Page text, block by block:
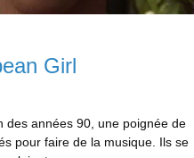
Girl
des années 90, une poignée de
pour faire de la musique. Ils se